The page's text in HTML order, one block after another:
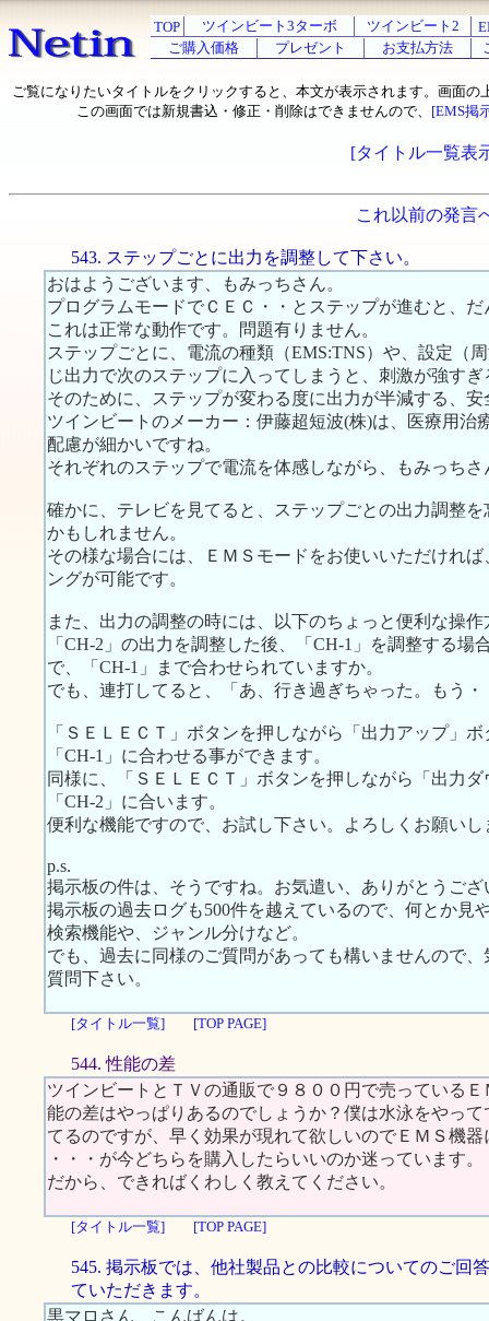
TOP ツインビート3ターボ ツインビート2
ご購入価格
プレゼント お支払方法
ご覧になりたいタイトルをクリックすると、本文が表示されます。画面の
この画面では新規書込・修正・削除はできませんので、 [EMS掲
[タイトル一覧表
これ以前の発言
543. ステップごとに出力を調整して下さい。
おはようございます、もみっちさん。
プログラムモードでＣＥＣ・・とステップが進むと、
これは正常な動作です。問題有りません。
ステップごとに、電流の種類（EMS:TNS）や、設定（
じ出力で次のステップに入ってしまうと、刺激が強す
そのために、ステップが変わる度に出力が半減する、
ツインビートのメーカー：伊藤超短波(株)は、医療用治
配慮が細かいですね。
それぞれのステップで電流を体感しながら、もみっち
確かに、テレビを見てると、ステップごとの出力調整
かもしれません。
その様な場合には、ＥＭＳモードをお使いいただけれ
ングが可能です。
また、出力の調整の時には、以下のちょっと便利な操
「CH-2」の出力を調整した後、「CH-1」を調整する
で、「CH-1」まで合わせられていますか。
でも、連打してると、「あ、行き過ぎちゃった。もう
「ＳＥＬＥＣＴ」ボタンを押しながら「出力アップ」
「CH-1」に合わせる事ができます。
同様に、「ＳＥＬＥＣＴ」ボタンを押しながら「出力
「CH-2」に合います。
便利な機能ですので、お試し下さい。よろしくお願いし
p.s.
掲示板の件は、そうですね。お気遣い、ありがとうござ
掲示板の過去ログも500件を越えているので、何とか見
検索機能や、ジャンル分けなど。
でも、過去に同様のご質問があっても構いませんので
質問下さい。
[タイトル一覧] [TOP PAGE]
544. 性能の差
ツインビートとＴＶの通販で９８００円で売っている
能の差はやっぱりあるのでしょうか？僕は水泳をやっ
てるのですが、早く効果が現れて欲しいのでＥＭＳ機
・・・が今どちらを購入したらいいのか迷っています。
だから、できればくわしく教えてください。
[タイトル一覧] [TOP PAGE]
545. 掲示板では、他社製品との比較についてのご回
ていただきます。
黒マロさん、こんばんは。